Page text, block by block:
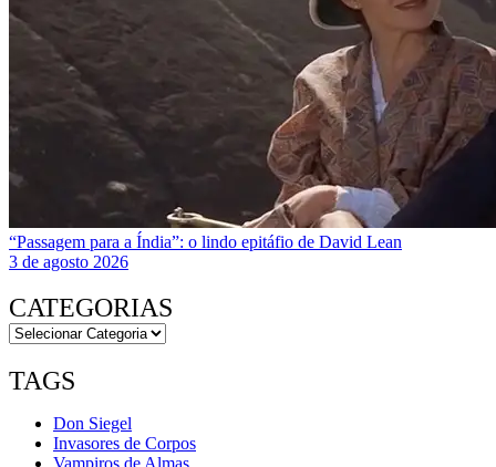
“Passagem para a Índia”: o lindo epitáfio de David Lean
3 de agosto 2026
CATEGORIAS
TAGS
Don Siegel
Invasores de Corpos